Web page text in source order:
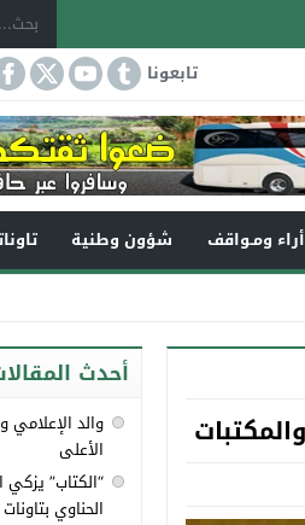
تابعونا
أراء ومـواقف شؤون وطنية
أحدث
والد الإعلامي
الأعلى
“الكتاب” يزكي
الحناوي بتاونات